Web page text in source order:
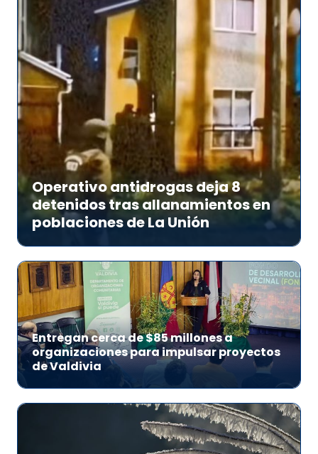
Operativo antidrogas deja 8
detenidos tras allanamientos en
poblaciones de La Unión
Entregan cerca de $85 millones a
organizaciones para impulsar proyectos
de Valdivia